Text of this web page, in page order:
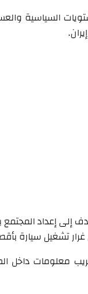
السياسية
إلى إعداد
غرار تشغيل سيارة
معلومات داخل